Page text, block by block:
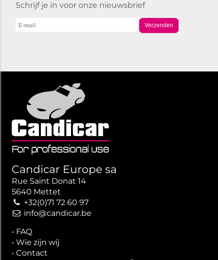
Schrijf je in voor onze nieuwsbrief
Verzenden
Candicar Europe sa
Rue Saint Donat 14
5640 Mettet
+32(0)71 72 60 97
info@candicar.be
• FAQ
• Wie zijn wij
• Contact